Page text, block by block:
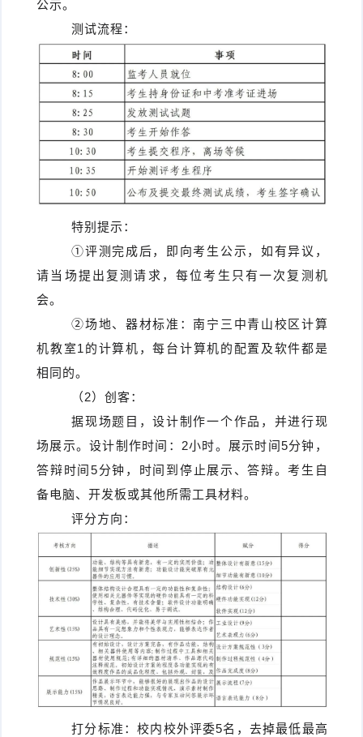
公示。
测试流程：
特别提示：
①评测完成后，即向考生公示，如有异议，
请当场提出复测请求，每位考生只有一次复测机
会。
②场地、器材标准：南宁三中青山校区计算
机教室1的计算机，每台计算机的配置及软件都是
相同的。
（2）创客：
据现场题目，设计制作一个作品，并进行现
场展示。设计制作时间：2小时。展示时间5分钟，
答辩时间5分钟，时间到停止展示、答辩。考生自
备电脑、开发板或其他所需工具材料。
评分方向：
打分标准：校内校外评委5名，去掉最低最高